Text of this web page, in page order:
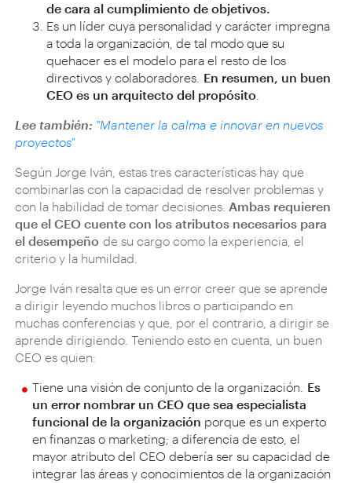
de cara al cumplimiento de objetivos.
Es un líder cuya personalidad y carácter impregna
a toda la organización, de tal modo que su
quehacer es el modelo para el resto de los
directivos y colaboradores. En resumen, un buen
CEO es un arquitecto del propósito
Lee también: "Mantener la calma e innovar en nuevos
proyectos"
Según Jorge Iván, estas tres características hay que
combinarlas con la capacidad de resolver problemas y
con la habilidad de tomar decisiones. Ambas requieren
que el CEO cuente con los atributos necesarios para
el desempeño de su cargo como la experiencia, el
criterio y la humildad.
Jorge Iván resalta que es un error creer que se aprende
a dirigir leyendo muchos libros o participando en
muchas conferencias y que, por el contrario, a dirigir se
aprende dirigiendo. Teniendo esto en cuenta, un buen
CEO es quien:
Tiene una visión de conjunto de la organización. Es
un error nombrar un CEO que sea especialista
funcional de la organización porque es un experto
en finanzas o marketing; a diferencia de esto, el
mayor atributo del CEO debería ser su capacidad de
integrar las áreas y conocimientos de la organización